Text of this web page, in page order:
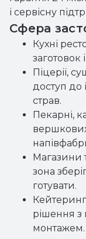
і сервісну
Сфера
Кухні
заготовок
Піцерії,
доступ до
страв.
Пекарні,
Магазини
зона
готувати.
рішення з
монтажем.